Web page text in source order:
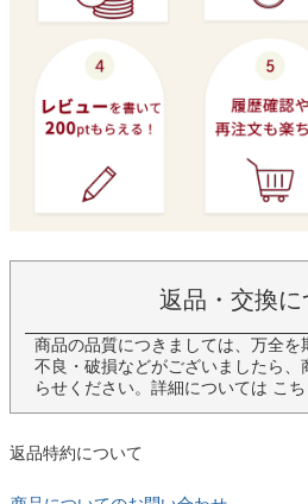
返品・交換に
商品の品質につきましては、万全
不良・破損などがございましたら、
らせください。詳細については こち
返品特約について